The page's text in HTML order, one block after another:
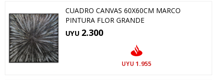
CUADRO CANVAS 60X60CM MARCO
PINTURA FLOR GRANDE
UYU 2.300
UYU 1.955